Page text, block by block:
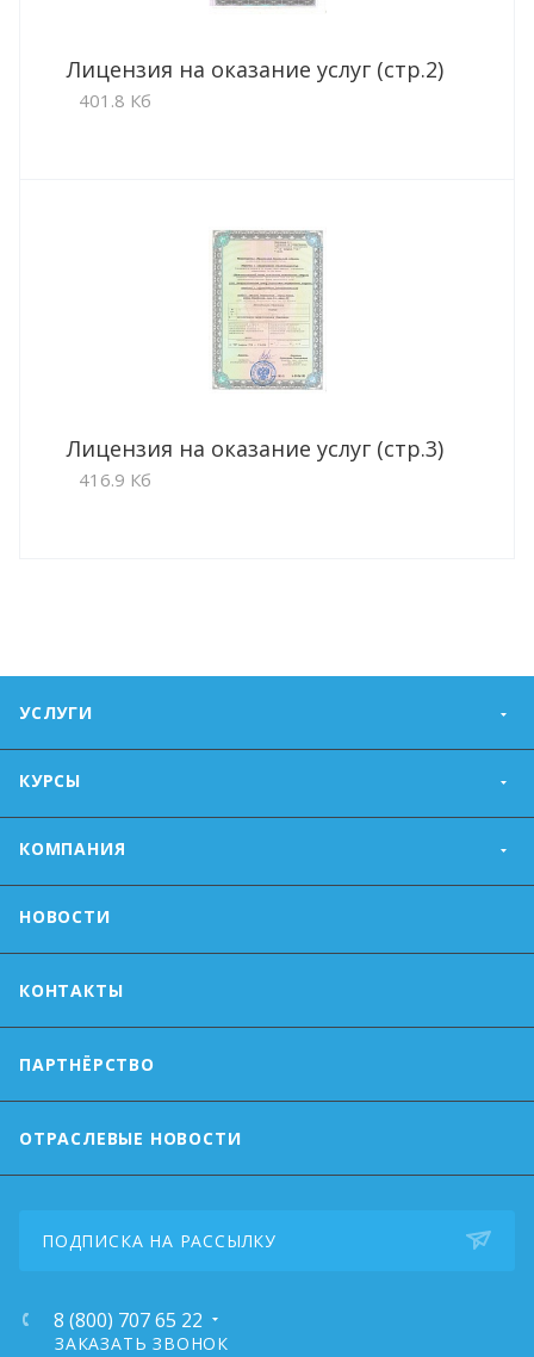
Лицензия на оказание услуг (стр.2)
401.8 Кб
Лицензия на оказание услуг (стр.3)
416.9 Кб
УСЛУГИ
КУРСЫ
КОМПАНИЯ
НОВОСТИ
КОНТАКТЫ
ПАРТНЁРСТВО
ОТРАСЛЕВЫЕ НОВОСТИ
ПОДПИСКА НА РАССЫЛКУ
8 (800) 707 65 22
ЗАКАЗАТЬ ЗВОНОК